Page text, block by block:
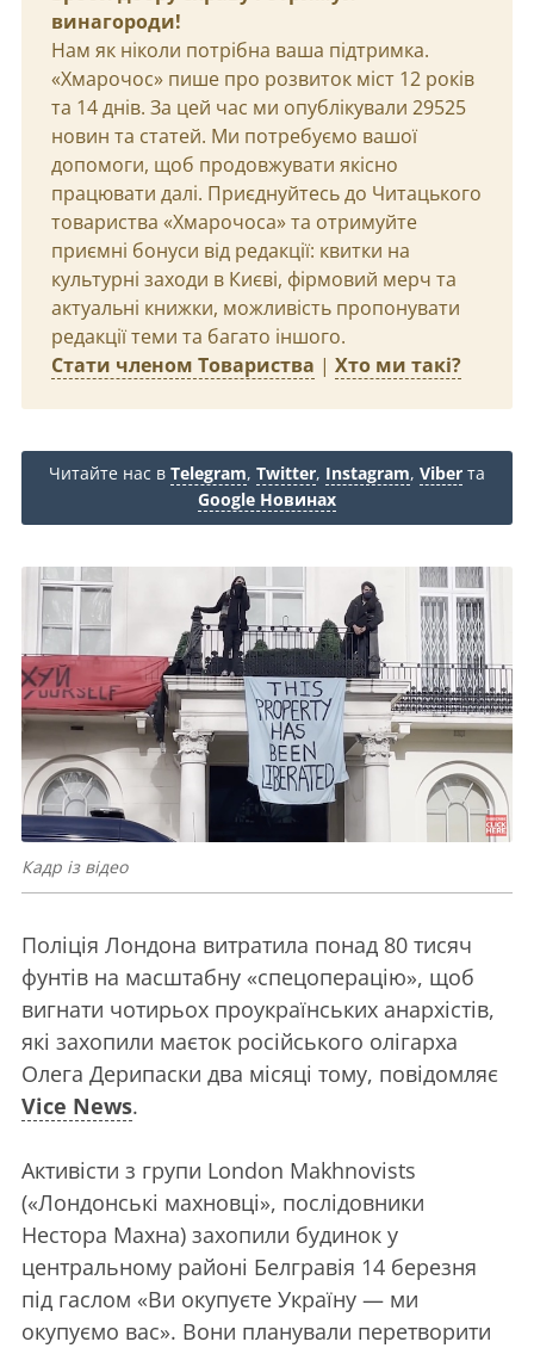
винагороди!
Нам як ніколи потрібна ваша підтримка.
«Хмарочос» пише про розвиток міст 12 років
та 14 днів. За цей час ми опублікували 29525
новин та статей. Ми потребуємо вашої
допомоги, щоб продовжувати якісно
працювати далі. Приєднуйтесь до Читацького
товариства «Хмарочоса» та отримуйте
приємні бонуси від редакції: квитки на
культурні заходи в Києві, фірмовий мерч та
актуальні книжки, можливість пропонувати
редакції теми та багато іншого.
Стати членом Товариства | Хто ми такі?
Читайте нас в Telegram, Twitter, Instagram, Viber та
Google Новинах
Кадр із відео
Поліція Лондона витратила понад 80 тисяч
фунтів на масштабну «спецоперацію», щоб
вигнати чотирьох проукраїнських анархістів,
які захопили маєток російського олігарха
Олега Дерипаски два місяці тому, повідомляє
Vice News.
Активісти з групи London Makhnovists
(«Лондонські махновці», послідовники
Нестора Махна) захопили будинок у
центральному районі Белгравія 14 березня
під гаслом «Ви окупуєте Україну — ми
окупуємо вас». Вони планували перетворити